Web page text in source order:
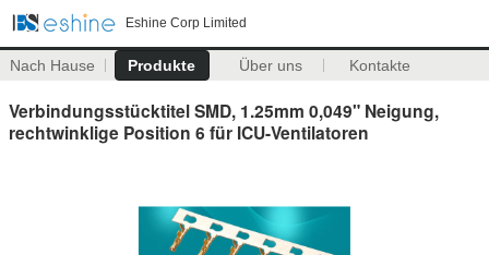
Eshine Corp Limited
Nach Hause Produkte Über uns Kontakte
Verbindungsstücktitel SMD, 1.25mm 0,049" Neigung,
rechtwinklige Position 6 für ICU-Ventilatoren